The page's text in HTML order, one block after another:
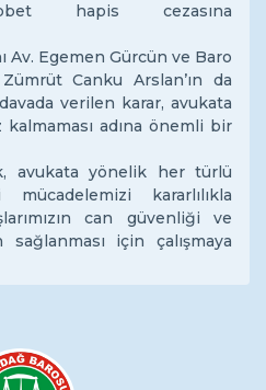
hapis cezasına
Av. Egemen Gürcün ve Baro
Zümrüt Canku Arslan’ın da
verilen karar, avukata
adına önemli bir
avukata yönelik her türlü
kararlılıkla
can güvenliği ve
için çalışmaya